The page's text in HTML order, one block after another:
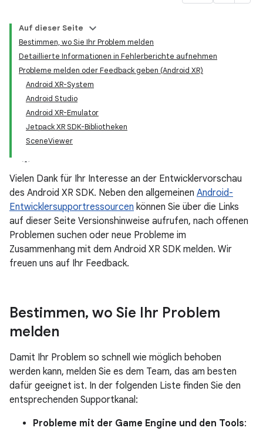
Auf dieser Seite
Bestimmen, wo Sie Ihr Problem melden
Detaillierte Informationen in Fehlerberichte aufnehmen
Probleme melden oder Feedback geben (Android XR)
Android XR-System
Android Studio
Android XR-Emulator
Jetpack XR SDK-Bibliotheken
SceneViewer
Vielen Dank für Ihr Interesse an der Entwicklervorschau
des Android XR SDK. Neben den allgemeinen Android-
Entwicklersupportressourcen können Sie über die Links
auf dieser Seite Versionshinweise aufrufen, nach offenen
Problemen suchen oder neue Probleme im
Zusammenhang mit dem Android XR SDK melden. Wir
freuen uns auf Ihr Feedback.
Bestimmen, wo Sie Ihr Problem
melden
Damit Ihr Problem so schnell wie möglich behoben
werden kann, melden Sie es dem Team, das am besten
dafür geeignet ist. In der folgenden Liste finden Sie den
entsprechenden Supportkanal:
Probleme mit der Game Engine und den Tools: